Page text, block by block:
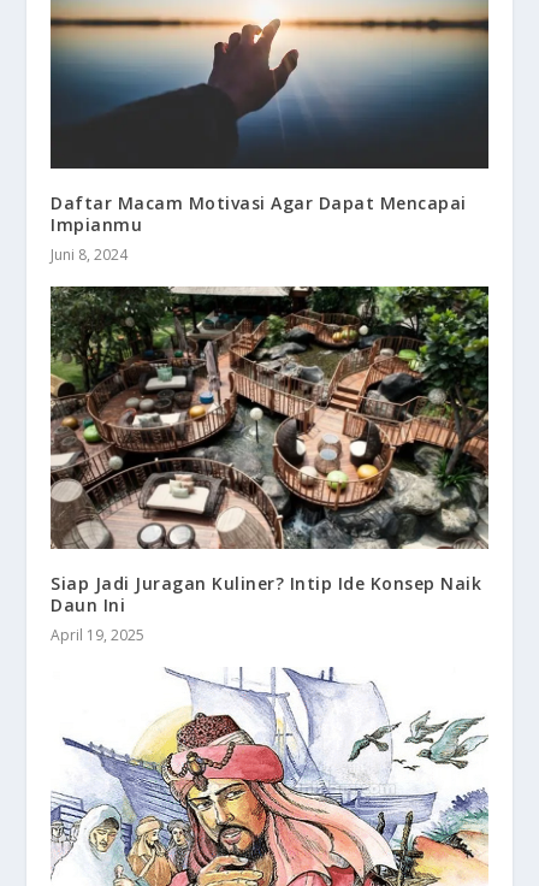
Daftar Macam Motivasi Agar Dapat Mencapai
Impianmu
Juni 8, 2024
Siap Jadi Juragan Kuliner? Intip Ide Konsep Naik
Daun Ini
April 19, 2025